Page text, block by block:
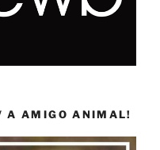
A AMIGO ANIMAL!